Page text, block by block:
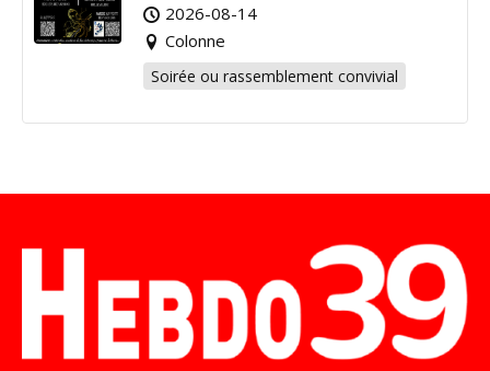
2026-08-14
Colonne
Soirée ou rassemblement convivial